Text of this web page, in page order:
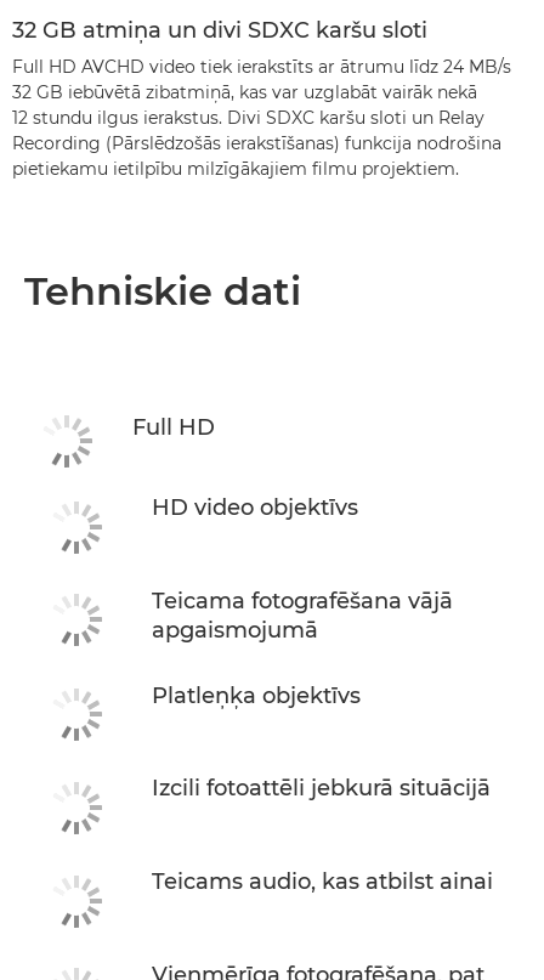
32 GB atmiņa un divi SDXC karšu sloti
Full HD AVCHD video tiek ierakstīts ar ātrumu līdz 24 MB/s
32 GB iebūvētā zibatmiņā, kas var uzglabāt vairāk nekā
12 stundu ilgus ierakstus. Divi SDXC karšu sloti un Relay
Recording (Pārslēdzošās ierakstīšanas) funkcija nodrošina
pietiekamu ietilpību milzīgākajiem filmu projektiem.
Tehniskie dati
Full HD
HD video objektīvs
Teicama fotografēšana vājā
apgaismojumā
Platleņķa objektīvs
Izcili fotoattēli jebkurā situācijā
Teicams audio, kas atbilst ainai